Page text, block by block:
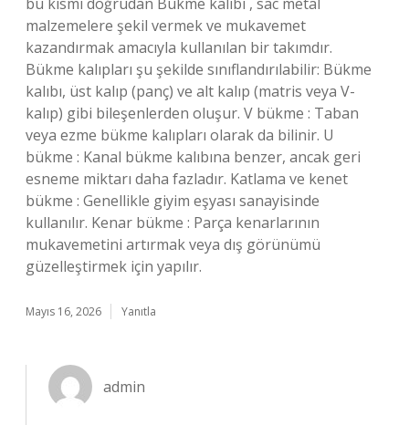
malzemelere şekil vermek ve mukavemet
kazandırmak amacıyla kullanılan bir takımdır.
Bükme kalıpları şu şekilde sınıflandırılabilir: Bükme
kalıbı, üst kalıp (panç) ve alt kalıp (matris veya V-
kalıp) gibi bileşenlerden oluşur. V bükme : Taban
veya ezme bükme kalıpları olarak da bilinir. U
bükme : Kanal bükme kalıbına benzer, ancak geri
esneme miktarı daha fazladır. Katlama ve kenet
bükme : Genellikle giyim eşyası sanayisinde
kullanılır. Kenar bükme : Parça kenarlarının
mukavemetini artırmak veya dış görünümü
güzelleştirmek için yapılır.
Mayıs 16, 2026 Yanıtla
admin